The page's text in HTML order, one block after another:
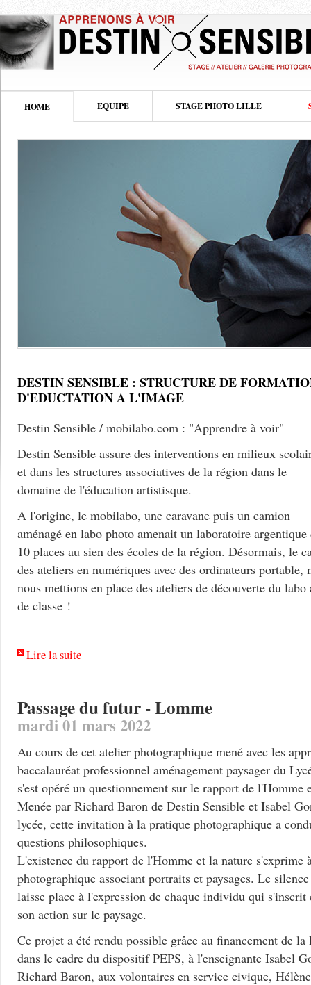
HOME EQUIPE STAGE PHOTO LILLE
DESTIN SENSIBLE : STRUCTURE DE
D'EDUCTATION A L'IMAGE
Destin Sensible / mobilabo.com : "Apprendre à voir"
Destin Sensible assure des interventions en milieux
et dans les structures associatives de la région dans le
domaine de l'éducation artistisque.
A l'origine, le mobilabo, une caravane puis un camion
aménagé en labo photo amenait un laboratoire argentique
10 places au sien des écoles de la région. Désormais, le
des ateliers en numériques avec des ordinateurs
nous mettions en place des ateliers de découverte du labo
de classe !
Lire la suite
Passage du futur - Lomme
mardi 01 mars 2022
Au cours de cet atelier photographique mené avec les
baccalauréat professionnel aménagement paysager du
s'est opéré un questionnement sur le rapport de
Menée par Richard Baron de Destin Sensible et Isabel
lycée, cette invitation à la pratique photographique a
questions philosophiques.
L'existence du rapport de l'Homme et la nature s'exprime
photographique associant portraits et paysages. Le
laisse place à l'expression de chaque individu qui s'inscrit
son action sur le paysage.
Ce projet a été rendu possible grâce au financement de
dans le cadre du dispositif PEPS, à l'enseignante Isabel
Richard Baron, aux volontaires en service civique,